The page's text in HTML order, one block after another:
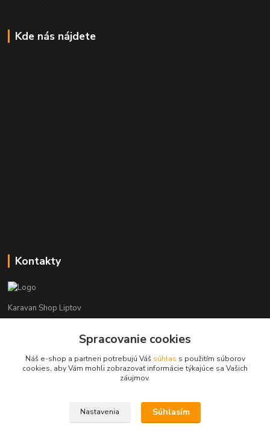
Kde nás nájdete
Kontakty
Karavan Shop Liptov
+421 903 626 885
info@karavanshopliptov.sk
Spracovanie cookies
Náš e-shop a partneri potrebujú Váš súhlas s použitím súborov
cookies, aby Vám mohli zobrazovať informácie týkajúce sa Vašich
záujmov.
Nastavenia Súhlasím